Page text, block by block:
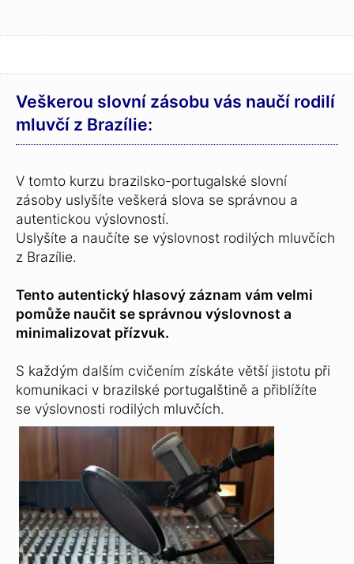
Veškerou slovní zásobu vás naučí rodilí
mluvčí z Brazílie:
V tomto kurzu brazilsko-portugalské slovní
zásoby uslyšíte veškerá slova se správnou a
autentickou výslovností.
Uslyšíte a naučíte se výslovnost rodilých mluvčích
z Brazílie.
Tento autentický hlasový záznam vám velmi
pomůže naučit se správnou výslovnost a
minimalizovat přízvuk.
S každým dalším cvičením získáte větší jistotu při
komunikaci v brazilské portugalštině a přiblížíte
se výslovnosti rodilých mluvčích.